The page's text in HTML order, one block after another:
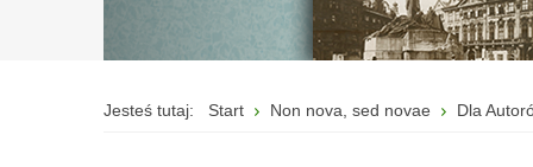
Jesteś tutaj: Start Non nova, sed novae Dla